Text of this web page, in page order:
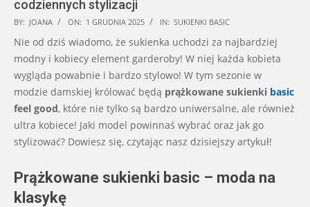
codziennych stylizacji
2025-
12-
01
BY: JOANA ON: 1 GRUDNIA 2025 IN: SUKIENKI BASIC
Nie od dziś wiadomo, że sukienka uchodzi za najbardziej
modny i kobiecy element garderoby! W niej każda kobieta
wygląda powabnie i bardzo stylowo! W tym sezonie w
modzie damskiej królować będą prążkowane sukienki basic
feel good, które nie tylko są bardzo uniwersalne, ale również
ultra kobiece! Jaki model powinnaś wybrać oraz jak go
stylizować? Dowiesz się, czytając nasz dzisiejszy artykuł!
Prążkowane sukienki basic – moda na
klasykę